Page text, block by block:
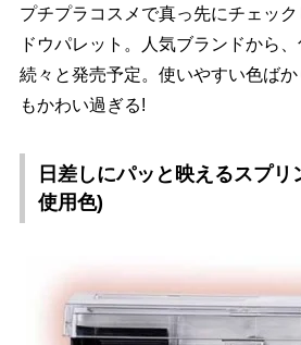
プチプラコスメで真っ先にチェッ
ドウパレット。人気ブランドから
続々と発売予定。使いやすい色ば
もかわい過ぎる!
日差しにパッと映えるスプ
使用色)